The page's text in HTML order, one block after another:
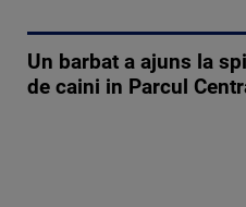
Un barbat a ajuns la
de caini in Parcul